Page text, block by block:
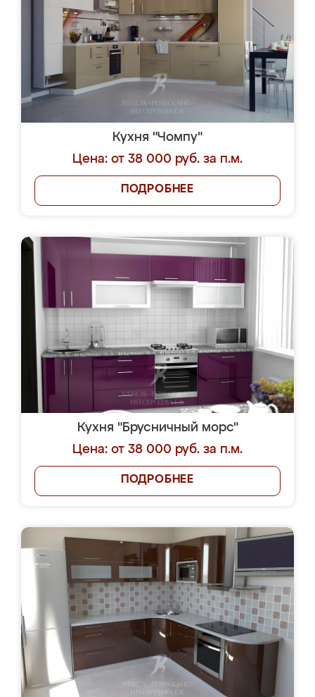
Кухня "Чомпу"
Цена: от 38 000 руб. за п.м.
ПОДРОБНЕЕ
Кухня "Брусничный морс"
Цена: от 38 000 руб. за п.м.
ПОДРОБНЕЕ